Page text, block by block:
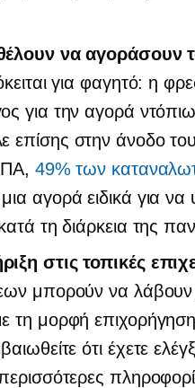
να αγοράσουν
για φαγητό: η
για την αγορά
επίσης στην άνοδο
49% των
αγορά ειδικά για να
τη διάρκεια της
στις τοπικές
μπορούν να
τη μορφή
ότι έχετε